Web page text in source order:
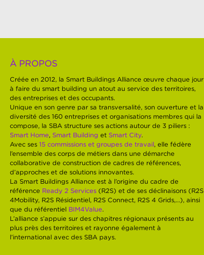
À PROPOS
Créée en 2012, la Smart Buildings Alliance œuvre chaque jour
à faire du smart building un atout au service des territoires,
des entreprises et des occupants.
Unique en son genre par sa transversalité, son ouverture et la
diversité des 160 entreprises et organisations membres qui la
compose, la SBA structure ses actions autour de 3 piliers :
Smart Home, Smart Building et Smart City.
Avec ses15 commissions et groupes de travail, elle fédère
l’ensemble des corps de métiers dans une démarche
collaborative de construction de cadres de références,
d’approches et de solutions innovantes.
La Smart Buildings Alliance est à l’origine du cadre de
référence Ready 2 Services (R2S) et de ses déclinaisons (R2S
4Mobility, R2S Résidentiel, R2S Connect, R2S 4 Grids,…), ainsi
que du référentiel BIM4Value.
L’alliance s’appuie sur des chapitres régionaux présents au
plus près des territoires et rayonne également à
l’international avec des SBA pays.